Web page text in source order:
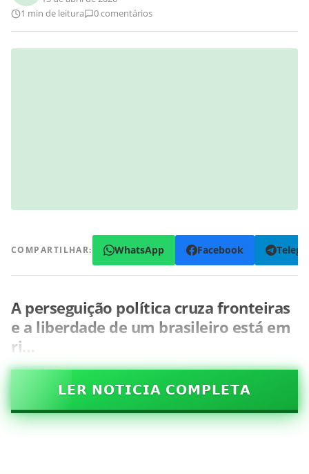
1 min de leitura
0 comentários
COMPARTILHAR: WhatsApp Facebook
A perseguição política cruza fronteiras
e a liberdade de um brasileiro está em
ri…
𝗟𝗘𝗥 𝗡𝗢𝗧𝗜𝗖𝗜𝗔 𝗖𝗢𝗠𝗣𝗟𝗘𝗧𝗔